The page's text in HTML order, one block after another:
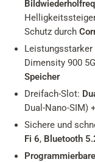
Schutz durch
Leistungsstarker
Dimensity 900
Speicher
Dreifach-Slot:
Dual-Nano-SIM) +
Sichere und
Fi 6, Bluetooth